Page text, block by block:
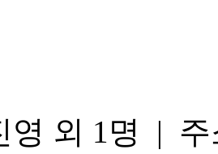
영 외 1명 |